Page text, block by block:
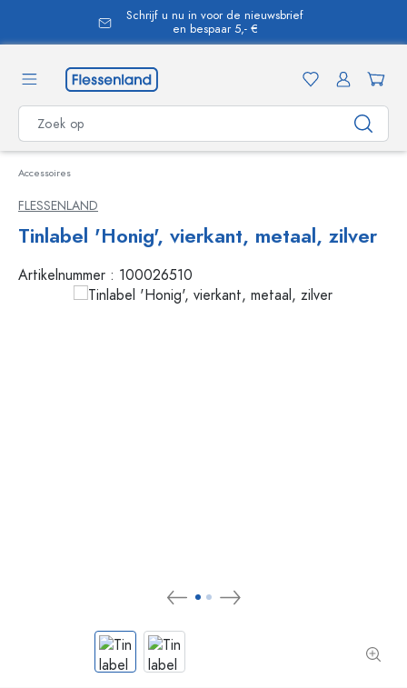
Schrijf u nu in voor de nieuwsbrief
en bespaar 5,- €
Accessoires
FLESSENLAND
Tinlabel 'Honig', vierkant, metaal, zilver
Artikelnummer : 100026510